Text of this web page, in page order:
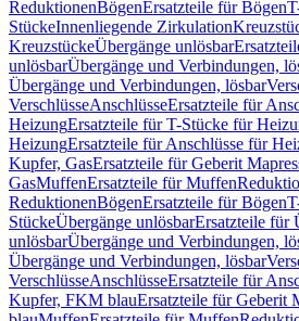
ReduktionenBögenErsatzteile für Bögen
StückeInnenliegende Zirkulation
KreuzstückeÜbergänge unlösbar
unlösbarÜbergänge und Verbindungen,
Übergänge und Verbindungen, lösbar
VerschlüsseAnschlüsseErsatzteile für
HeizungErsatzteile für T-Stücke für
HeizungErsatzteile für Anschlüsse für
Kupfer, GasErsatzteile für Geberit
GasMuffenErsatzteile für Muffen
ReduktionenBögenErsatzteile für Bögen
StückeÜbergänge unlösbarErsatzteile für
unlösbarÜbergänge und Verbindungen,
Übergänge und Verbindungen, lösbar
VerschlüsseAnschlüsseErsatzteile für
Kupfer, FKM blauErsatzteile für Geberit